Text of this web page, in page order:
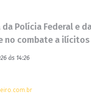
Polícia Federal e
no combate a
às 14:26